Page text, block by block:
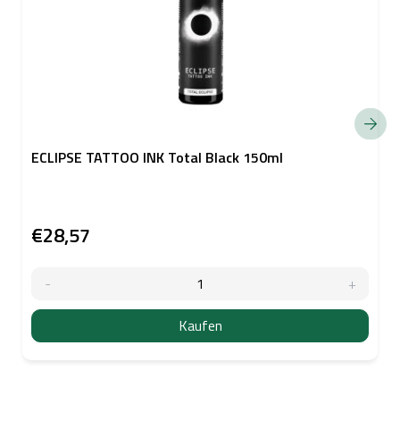
ECLIPSE TATTOO INK Total Black 150ml
€28,57
Kaufen